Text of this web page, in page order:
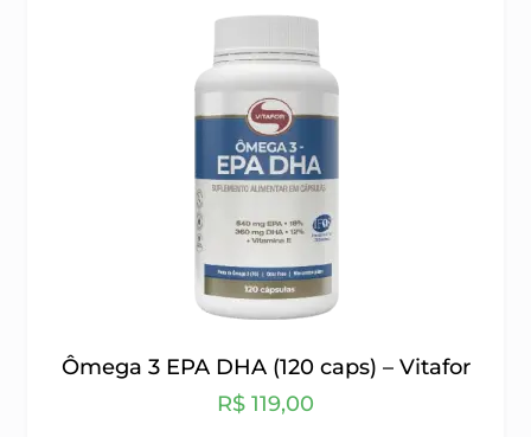
Ômega 3 EPA DHA (120 caps) – Vitafor
R$ 119,00